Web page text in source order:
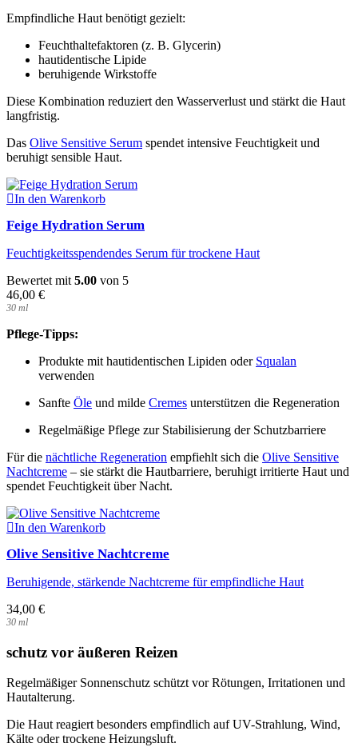
Empfindliche Haut benötigt gezielt:
Feuchthaltefaktoren (z. B. Glycerin)
hautidentische Lipide
beruhigende Wirkstoffe
Diese Kombination reduziert den Wasserverlust und stärkt die Haut
langfristig.
Das Olive Sensitive Serum spendet intensive Feuchtigkeit und
beruhigt sensible Haut.
In den Warenkorb
Feige Hydration Serum
Feuchtigkeitsspendendes Serum für trockene Haut
Bewertet mit 5.00 von 5
46,00 €
30 ml
Pflege-Tipps:
Produkte mit hautidentischen Lipiden oder Squalan
verwenden
Sanfte Öle und milde Cremes unterstützen die Regeneration
Regelmäßige Pflege zur Stabilisierung der Schutzbarriere
Für die nächtliche Regeneration empfiehlt sich die Olive Sensitive
Nachtcreme – sie stärkt die Hautbarriere, beruhigt irritierte Haut und
spendet Feuchtigkeit über Nacht.
In den Warenkorb
Olive Sensitive Nachtcreme
Beruhigende, stärkende Nachtcreme für empfindliche Haut
34,00 €
30 ml
schutz vor äußeren Reizen
Regelmäßiger Sonnenschutz schützt vor Rötungen, Irritationen und
Hautalterung.
Die Haut reagiert besonders empfindlich auf UV-Strahlung, Wind,
Kälte oder trockene Heizungsluft.